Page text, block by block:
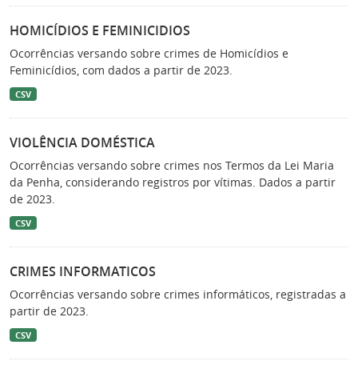
HOMICÍDIOS E FEMINICIDIOS
Ocorrências versando sobre crimes de Homicídios e
Feminicídios, com dados a partir de 2023.
CSV
VIOLÊNCIA DOMÉSTICA
Ocorrências versando sobre crimes nos Termos da Lei Maria
da Penha, considerando registros por vítimas. Dados a partir
de 2023.
CSV
CRIMES INFORMATICOS
Ocorrências versando sobre crimes informáticos, registradas a
partir de 2023.
CSV